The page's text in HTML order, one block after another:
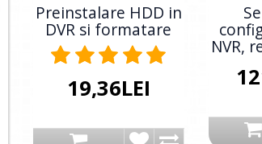
Preinstalare HDD in
DVR si formatare
19,36LEI
NVR,